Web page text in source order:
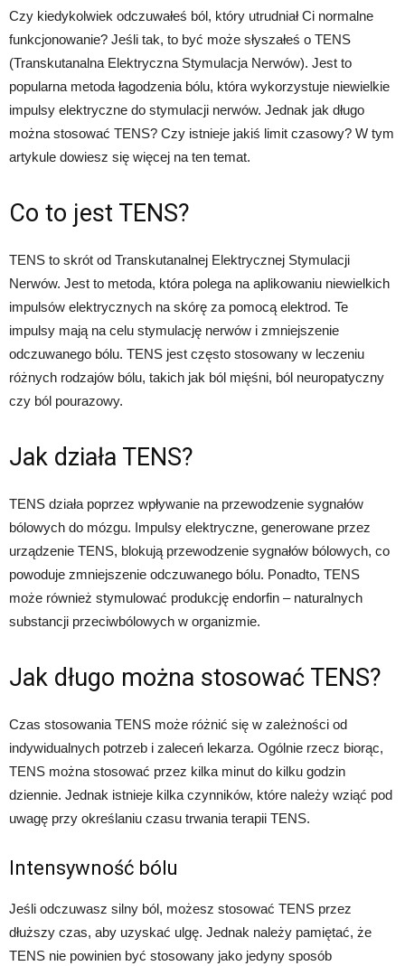
Czy kiedykolwiek odczuwałeś ból, który utrudniał Ci normalne
funkcjonowanie? Jeśli tak, to być może słyszałeś o TENS
(Transkutanalna Elektryczna Stymulacja Nerwów). Jest to
popularna metoda łagodzenia bólu, która wykorzystuje niewielkie
impulsy elektryczne do stymulacji nerwów. Jednak jak długo
można stosować TENS? Czy istnieje jakiś limit czasowy? W tym
artykule dowiesz się więcej na ten temat.
Co to jest TENS?
TENS to skrót od Transkutanalnej Elektrycznej Stymulacji
Nerwów. Jest to metoda, która polega na aplikowaniu niewielkich
impulsów elektrycznych na skórę za pomocą elektrod. Te
impulsy mają na celu stymulację nerwów i zmniejszenie
odczuwanego bólu. TENS jest często stosowany w leczeniu
różnych rodzajów bólu, takich jak ból mięśni, ból neuropatyczny
czy ból pourazowy.
Jak działa TENS?
TENS działa poprzez wpływanie na przewodzenie sygnałów
bólowych do mózgu. Impulsy elektryczne, generowane przez
urządzenie TENS, blokują przewodzenie sygnałów bólowych, co
powoduje zmniejszenie odczuwanego bólu. Ponadto, TENS
może również stymulować produkcję endorfin – naturalnych
substancji przeciwbólowych w organizmie.
Jak długo można stosować TENS?
Czas stosowania TENS może różnić się w zależności od
indywidualnych potrzeb i zaleceń lekarza. Ogólnie rzecz biorąc,
TENS można stosować przez kilka minut do kilku godzin
dziennie. Jednak istnieje kilka czynników, które należy wziąć pod
uwagę przy określaniu czasu trwania terapii TENS.
Intensywność bólu
Jeśli odczuwasz silny ból, możesz stosować TENS przez
dłuższy czas, aby uzyskać ulgę. Jednak należy pamiętać, że
TENS nie powinien być stosowany jako jedyny sposób